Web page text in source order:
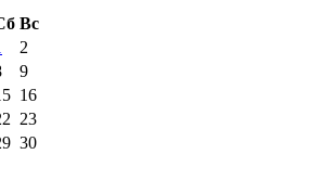
Вс
2
9
16
23
30